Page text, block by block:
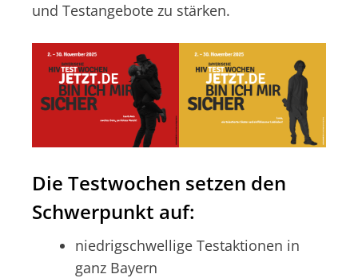
und Testangebote zu stärken.
Die Testwochen setzen den
Schwerpunkt auf:
niedrigschwellige Testaktionen in
ganz Bayern